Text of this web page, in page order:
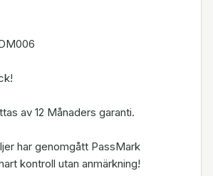
av 12 Månaders garanti.
har genomgått PassMark
kontroll utan anmärkning!